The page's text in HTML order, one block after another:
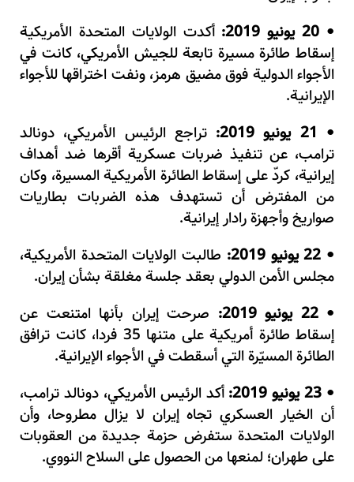
• 20 يونيو 2019:
أكدت الولايات المتحدة الأمريكية
إسقاط طائرة مسيرة تابعة للجيش الأمريكي، كانت في
الأجواء الدولية فوق مضيق هرمز، ونفت اختراقها للأجواء
الإيرانية.
• 21 يونيو 2019:
تراجع الرئيس الأمريكي، دونالد
ترامب، عن تنفيذ ضربات عسكرية أقرها ضد أهداف
إيرانية، كردعلى إسقاط الطائرة الأمريكية المسيرة، وكان
من المفترض أن تستهدف هذه الضربات بطاريات
صواريخ وأجهزة رادار إيرانية.
• 22 يونيو 2019:
طالبت الولايات المتحدة الأمريكية،
مجلس الأمن الدولي بعقد جلسة مغلقة بشأن إيران.
•22 يونيو 2019:
صرحت إيران بأنها امتنعت عن
إسقاط طائرة أمريكية على متنها 35 فردا، كانت ترافق
الطائرة المسيّرة التي أسقطت في الأجواء الإيرانية.
• 23 يونيو 2019:
أكد الرئيس الأمريكي، دونالد ترامب،
أن الخيار العسكري تجاه إيران لا يزال مطروحا، وأن
الولايات المتحدة ستفرض حزمة جديدة من العقوبات
على طهران؛ لمنعها من الحصول على السلاح النووي.